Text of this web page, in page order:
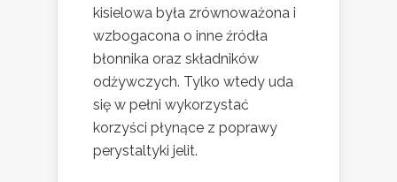
kisielowa była zrównoważona i
wzbogacona o inne źródła
błonnika oraz składników
odżywczych. Tylko wtedy uda
się w pełni wykorzystać
korzyści płynące z poprawy
perystaltyki jelit.